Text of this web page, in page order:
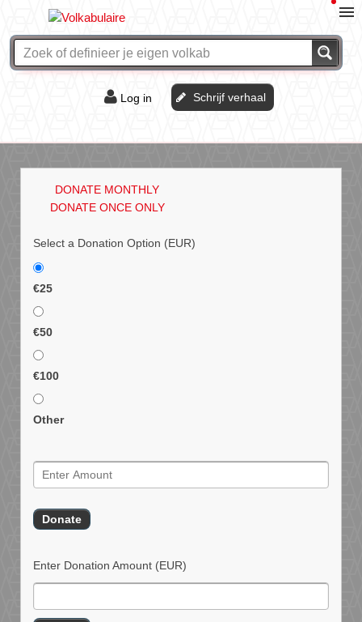
Log in Schrijf verhaal
DONATE MONTHLY
DONATE ONCE ONLY
Select a Donation Option (EUR)
€25
€50
€100
Other
Enter Donation Amount (EUR)